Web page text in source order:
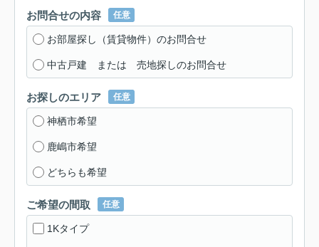
お問合せの内容 任意
お部屋探し（賃貸物件）のお問合せ
中古戸建 または 売地探しのお問合せ
お探しのエリア 任意
神栖市希望
鹿嶋市希望
どちらも希望
ご希望の間取 任意
1Kタイプ